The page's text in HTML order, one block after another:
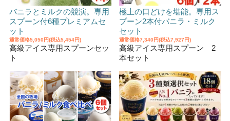
バニラとミルクの競演。専用
スプーン付6種プレミアムセ
ット
通常価格5,050円(税込5,454円)
高級アイス専用スプーンセッ
ト
極上の口どけを堪能。専用ス
プーン2本付バニラ・ミルク
セット
通常価格7,340円(税込7,927円)
高級アイス専用スプーン 2
本セット